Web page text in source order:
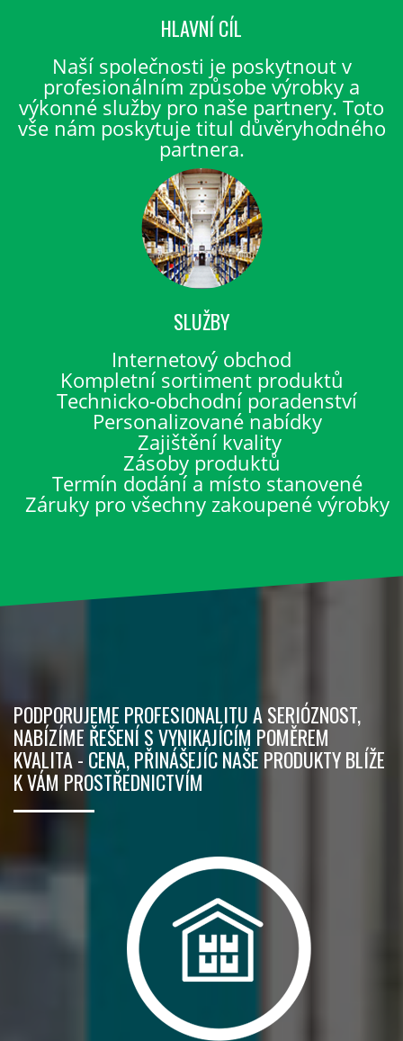
HLAVNÍ CÍL
Naší společnosti je poskytnout v
profesionálním způsobe výrobky a
výkonné služby pro naše partnery. Toto
vše nám poskytuje titul důvěryhodného
partnera.
SLUŽBY
Internetový obchod
Kompletní sortiment produktů
Technicko-obchodní poradenství
Personalizované nabídky
Zajištění kvality
Zásoby produktů
Termín dodání a místo stanovené
Záruky pro všechny zakoupené výrobky
PODPORUJEME PROFESIONALITU A SERIÓZNOST,
NABÍZÍME ŘEŠENÍ S VYNIKAJÍCÍM POMĚREM
KVALITA - CENA, PŘINÁŠEJÍC NAŠE PRODUKTY BLÍŽE
K VÁM PROSTŘEDNICTVÍM